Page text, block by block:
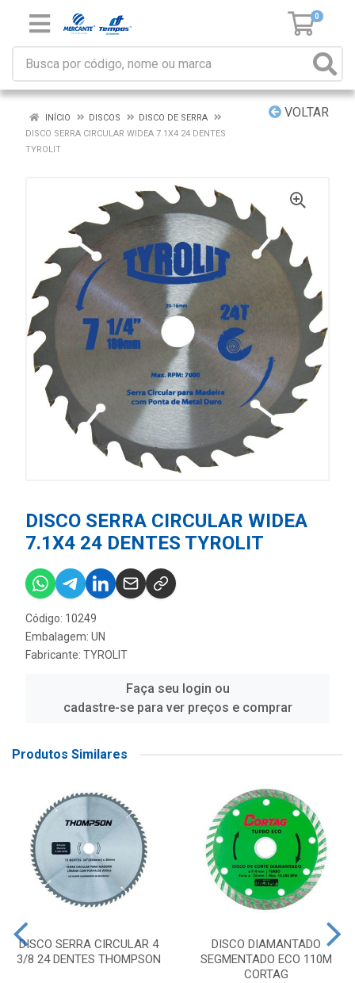
0
VOLTAR
INÍCIO DISCOS
DISCO DE SERRA
DISCO SERRA CIRCULAR WIDEA 7.1X4 24 DENTES
TYROLIT
DISCO SERRA CIRCULAR WIDEA
7.1X4 24 DENTES TYROLIT
Código: 10249
Embalagem: UN
Fabricante: TYROLIT
Faça seu login ou
cadastre-se para ver preços e comprar
Produtos Similares
DISCO SERRA CIRCULAR 4
3/8 24 DENTES THOMPSON
DISCO DIAMANTADO
SEGMENTADO ECO 110M
CORTAG